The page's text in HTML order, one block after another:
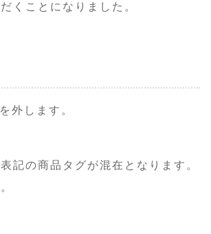
くことになりました。
外します。
記の商品タグが混在となります。